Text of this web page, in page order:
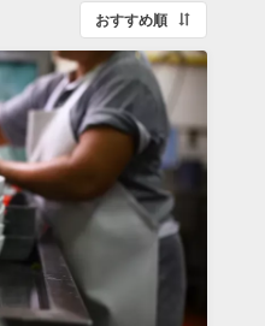
おすすめ順